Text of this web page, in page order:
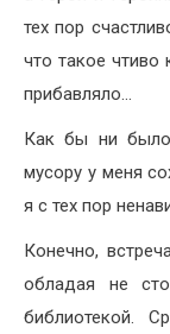
тех пор
что такое
прибавляло…
Как бы ни было
мусору у меня
я с тех пор
Конечно,
обладая не
библиотекой.